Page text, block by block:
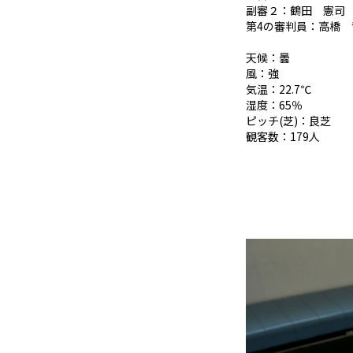
副審２：鶴田 憲司
第4の審判員：高橋
天候：曇
風：強
気温：22.7℃
湿度：65％
ピッチ(芝)：良芝
観客数：179人